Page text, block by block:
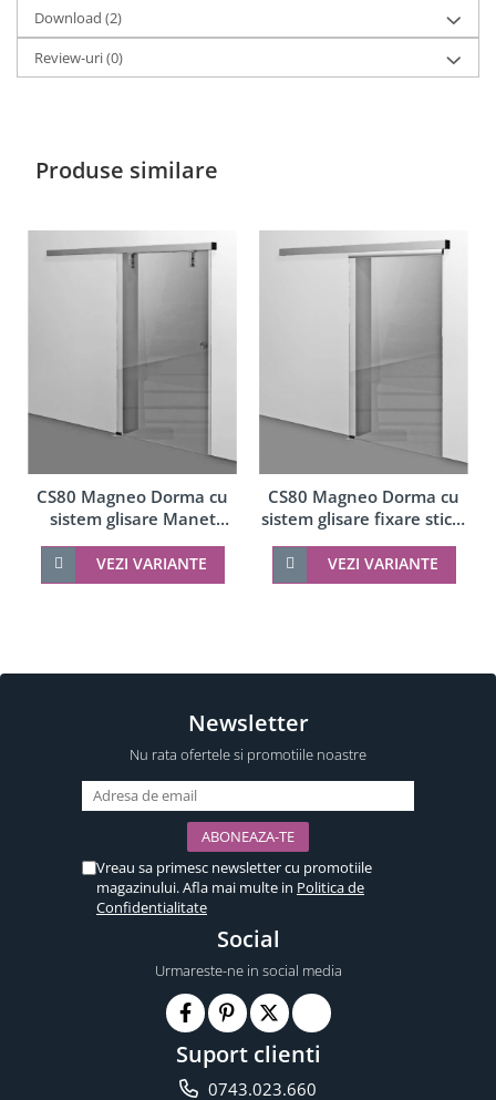
Download (2)
Review-uri(0)
Produse similare
CS80 Magneo Dorma cu
sistem glisare Manet
montaj perete
VEZI VARIANTE
CS80 Magneo Dorma cu
sistem glisare fixare sticla
in profil montaj perete
VEZI VARIANTE
Newsletter
Nu rata ofertele si promotiile noastre
Vreau sa primesc newsletter cu promotiile
magazinului. Afla mai multe in Politica de
Confidentialitate
Social
Urmareste-ne in social media
Suport clienti
0743.023.660